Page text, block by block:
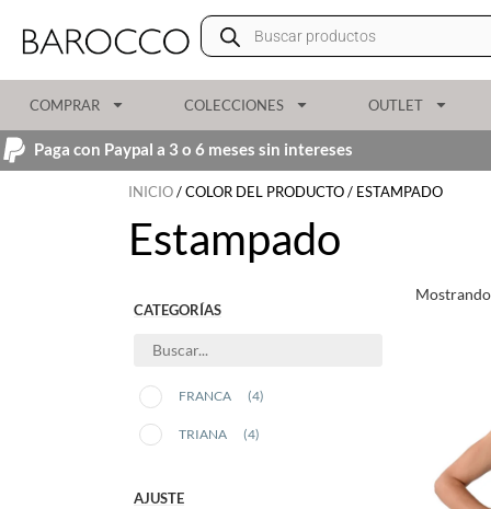
COMPRAR COLECCIONES OUTLET
Paga con Paypal a 3 o 6 meses sin intereses
INICIO/ COLOR DEL PRODUCTO / ESTAMPADO
Estampado
CATEGORÍAS
FRANCA (4)
TRIANA (4)
AJUSTE